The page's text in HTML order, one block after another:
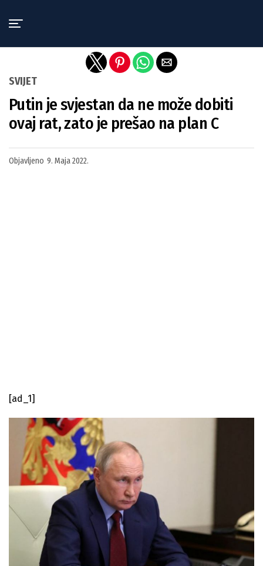
SVIJET
Putin je svjestan da ne može dobiti
ovaj rat, zato je prešao na plan C
Objavljeno 9. Maja 2022.
[ad_1]